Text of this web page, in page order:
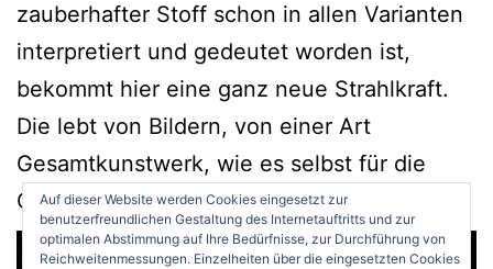
zauberhafter Stoff schon in allen Varianten
interpretiert und gedeutet worden ist,
bekommt hier eine ganz neue Strahlkraft.
Die lebt von Bildern, von einer Art
Gesamtkunstwerk, wie es selbst für die
Oper außergewöhnlich ist.
Auf dieser Website werden Cookies eingesetzt zur
benutzerfreundlichen Gestaltung des Internetauftritts und zur
optimalen Abstimmung auf Ihre Bedürfnisse, zur Durchführung von
Reichweitenmessungen. Einzelheiten über die eingesetzten Cookies